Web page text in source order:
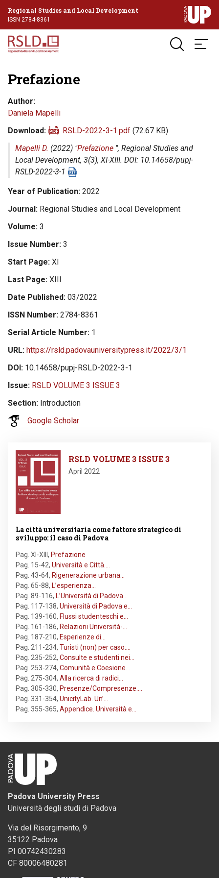
Regional Studies and Local Development
ISSN 2784-8361
Prefazione
Author
Daniela Mapelli
Download
RSLD-2022-3-1.pdf (72.67 KB)
Mapelli D. (2022) "Prefazione ", Regional Studies and
Local Development, 3(3), XI-XIII. DOI: 10.14658/pupj-
RSLD-2022-3-1
Year of Publication 2022
Journal Regional Studies and Local Development
Volume 3
Issue Number 3
Start Page XI
Last Page XIII
Date Published 03/2022
ISSN Number 2784-8361
Serial Article Number 1
URL https://rsld.padovauniversitypress.it/2022/3/1
DOI 10.14658/pupj-RSLD-2022-3-1
Issue RSLD VOLUME 3 ISSUE 3
Section Introduction
Google Scholar
Image
RSLD VOLUME 3 ISSUE 3
April 2022
La città universitaria come fattore strategico di
sviluppo: il caso di Padova
Pag. XI-XIII , Prefazione
Pag. 15-42, Università e Città.…
Pag. 43-64, Rigenerazione urbana…
Pag. 65-88, L’esperienza…
Pag. 89-116, L’Università di Padova…
Pag. 117-138, Università di Padova e…
Pag. 139-160, Flussi studenteschi e…
Pag. 161-186, Relazioni Università-…
Pag. 187-210, Esperienze di…
Pag. 211-234, Turisti (non) per caso:…
Pag. 235-252, Consulte e studenti nei…
Pag. 253-274, Comunità e Coesione…
Pag. 275-304, Alla ricerca di radici…
Pag. 305-330, Presenze/Compresenze.…
Pag. 331-354, UnicityLab. Un’…
Pag. 355-365, Appendice. Università e…
Padova University Press
Università degli studi di Padova
Via del Risorgimento, 9
35122 Padova
PI 00742430283
CF 80006480281